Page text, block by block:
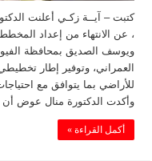
كتبت – آيــة زكـي أعلنت
، عن الانتهاء من إعداد
ويوسف الصديق بمحافظة
العمراني، وتوفير إطار
للأراضي بما يتوافق مع
وأكدت الدكتورة منال عوض
أكمل القراءة »